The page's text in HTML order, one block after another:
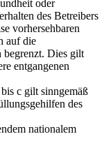
oder
des Betreibers
vorhersehbaren
auf die
begrenzt. Dies gilt
entgangenen
c gilt sinngemäß
des
nationalem